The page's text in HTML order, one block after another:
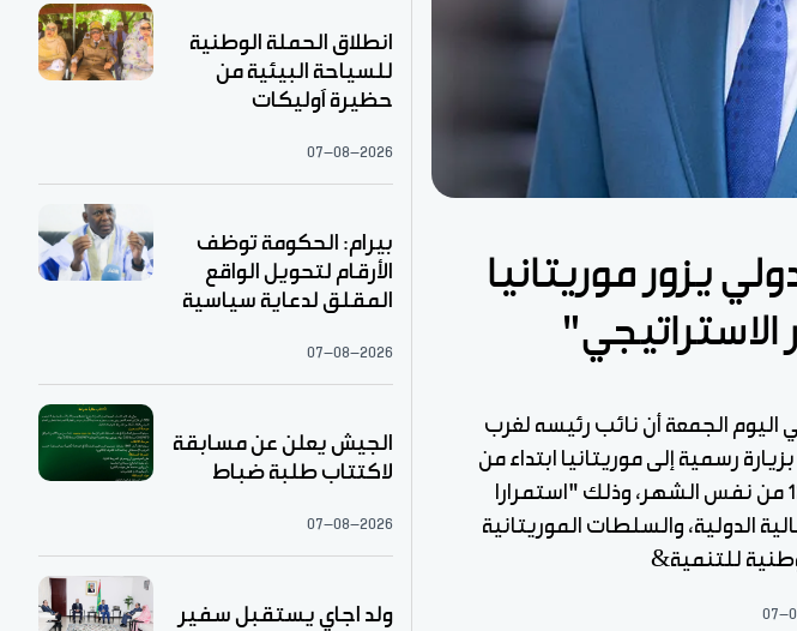
يزور موريتانيا
الاستراتيجي"
اليوم الجمعة أن نائب رئيسه لغرب
رسمية إلى موريتانيا ابتداء من
يوم غد السبت 8 أغسطس إلى غاية 12 من نفس الشهر، وذلك "استمرارا
الدولية، والسلطات الموريتانية
للتنمية&
07-
انطلاق الحملة الوطنية
للسياحة البيئية من
حظيرة آوليكات
07-08-2026
بيرام: الحكومة توظف
الأرقام لتحويل الواقع
المقلق لدعاية سياسية
07-08-2026
الجيش يعلن عن مسابقة
لاكتتاب طلبة ضباط
07-08-2026
ولد اجاي يستقبل سفير